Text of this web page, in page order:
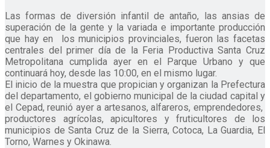
Las formas de diversión infantil de antaño, las ansias de
superación de la gente y la variada e importante producción
que hay en los municipios provinciales, fueron las facetas
centrales del primer día de la Feria Productiva Santa Cruz
Metropolitana cumplida ayer en el Parque Urbano y que
continuará hoy, desde las 10:00, en el mismo lugar.
El inicio de la muestra que propician y organizan la Prefectura
del departamento, el gobierno municipal de la ciudad capital y
el Cepad, reunió ayer a artesanos, alfareros, emprendedores,
productores agrícolas, apicultores y fruticultores de los
municipios de Santa Cruz de la Sierra, Cotoca, La Guardia, El
Torno, Warnes y Okinawa.